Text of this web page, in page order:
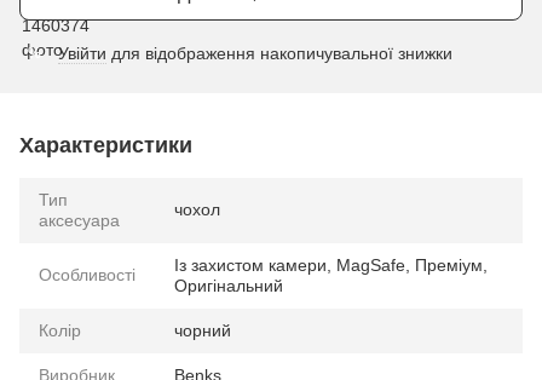
% Увійти для відображення накопичувальної знижки
Характеристики
Тип
аксесуара
чохол
Особливості
Із захистом камери, MagSafe, Преміум,
Оригінальний
Колір чорний
Виробник Benks